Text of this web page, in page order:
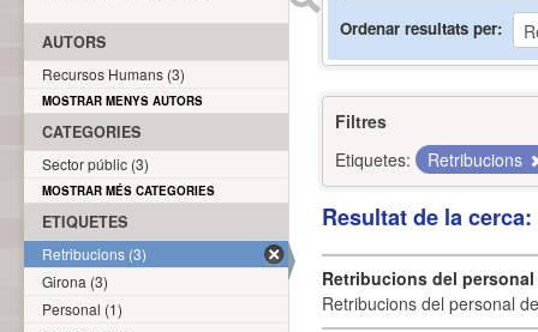
Ordenar resultats per
Filtres
Etiquetes:
Retribucions
Resultat de la
Retribucions del
Retribucions del personal
AUTORS
Recursos Humans (3)
MOSTRAR MENYS AUTORS
CATEGORIES
Sector públic (3)
MOSTRAR MÉS CATEGORIES
ETIQUETES
Retribucions (3)
Girona (3)
Personal (1)